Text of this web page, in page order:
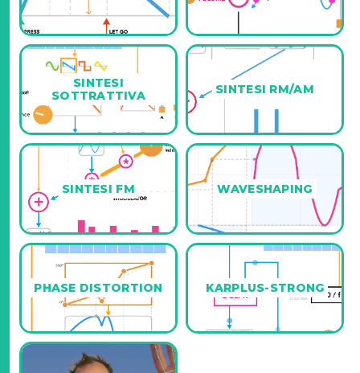
SINTESI
SOTTRATTIVA
SINTESI RM/AM
SINTESI FM WAVESHAPING
PHASE DISTORTION KARPLUS-STRONG